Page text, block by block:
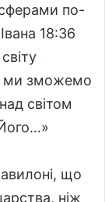
по-
18:36
ми зможемо
світом
що
ніж